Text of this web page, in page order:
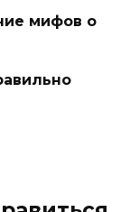
мифов о